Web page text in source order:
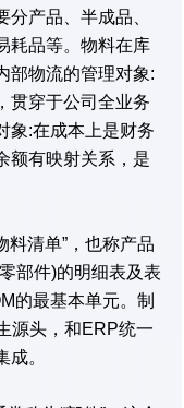
产品、半成品、
耗品等。物料在库
部物流的管理对象:
贯穿于公司全业务
象:在成本上是财务
额有映射关系，是
料清单”，也称产品
部件)的明细表及表
的最基本单元。制
源头，和ERP统一
。